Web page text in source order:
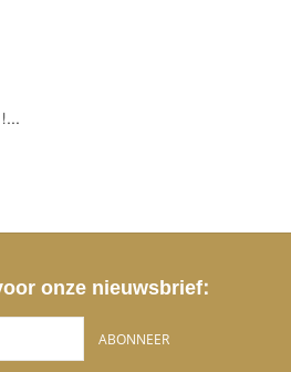
onze nieuwsbrief:
ABONNEER